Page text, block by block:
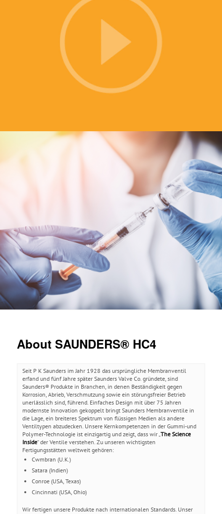
About SAUNDERS® HC4
Seit P K Saunders im Jahr 1928 das ursprüngliche Membranventil
erfand und fünf Jahre später Saunders Valve Co. gründete, sind
Saunders® Produkte in Branchen, in denen Beständigkeit gegen
Korrosion, Abrieb, Verschmutzung sowie ein störungsfreier Betrieb
unerlässlich sind, führend. Einfaches Design mit über 75 Jahren
modernste Innovation gekoppelt bringt Saunders Membranventile in
die Lage, ein breiteres Spektrum von flüssigen Medien als andere
Ventiltypen abzudecken. Unsere Kernkompetenzen in der Gummi-und
Polymer-Technologie ist einzigartig und zeigt, dass wir „The Science
Inside“ der Ventile verstehen. Zu unseren wichtigsten
Fertigungsstätten weltweit gehören:
Cwmbran (U.K.)
Satara (Indien)
Conroe (USA, Texas)
Cincinnati (USA, Ohio)
Wir fertigen unsere Produkte nach internationalen Standards. Unser